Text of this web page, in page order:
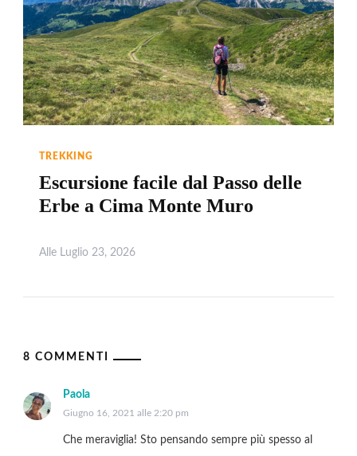
TREKKING
Escursione facile dal Passo delle
Erbe a Cima Monte Muro
Alle Luglio 23, 2026
8 COMMENTI
Paola
Giugno 16, 2021 alle 2:20 pm
Che meraviglia! Sto pensando sempre più spesso al